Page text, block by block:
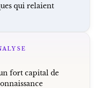
qui relaient
fort capital de